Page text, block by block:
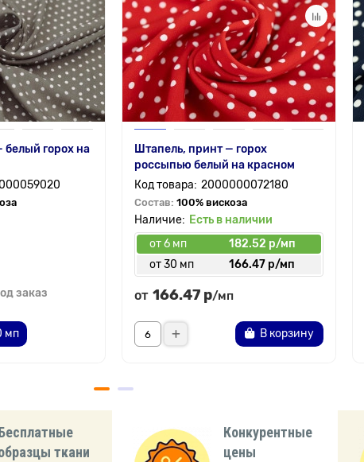
белый горох на
заказ
мп
Штапель, принт — горох
россыпью белый на красном
2000000072180
Состав: 100% вискоза
Есть в наличии
от 6 мп
182.52 р/мп
от 30 мп
166.47 р/мп
от 166.47 р/мп
В корзину
ткани
Конкурентные
цены